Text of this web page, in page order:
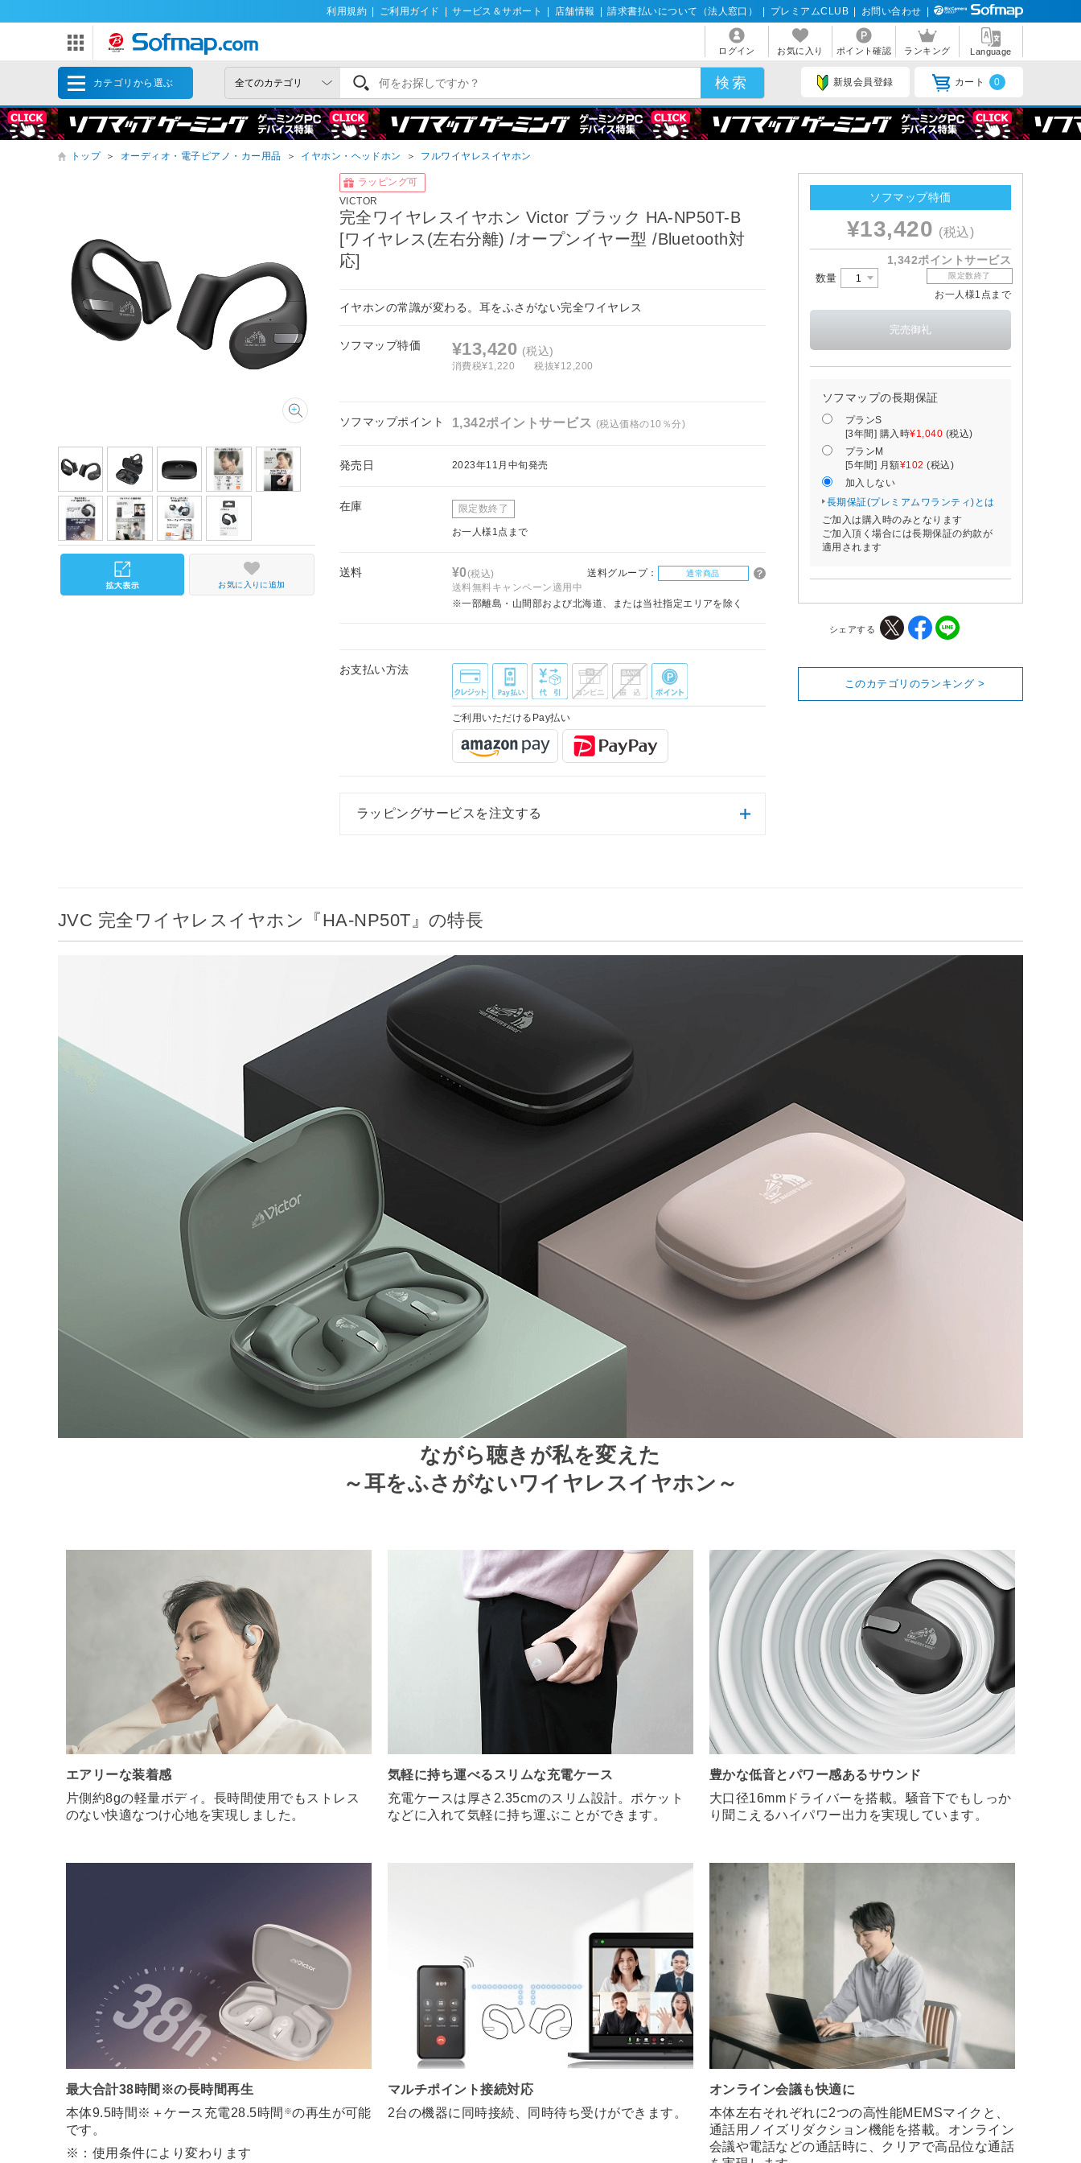
利用規約 ご利用ガイド サービス＆サポート 店舗情報 請求書払いについて（法人窓口） プレミアムCLUB お問い合わせ
ログイン お気に入り ポイント確認 ランキング Language
カテゴリから選ぶ 新規会員登録 カート 0
トップ ＞ オーディオ・電子ピアノ・カー用品 ＞ イヤホン・ヘッドホン ＞ フルワイヤレスイヤホン
ラッピング可
VICTOR
完全ワイヤレスイヤホン Victor ブラック HA-NP50T-B
[ワイヤレス(左右分離) /オープンイヤー型 /Bluetooth対
応]
イヤホンの常識が変わる。耳をふさがない完全ワイヤレス
ソフマップ特価 ¥13,420 (税込)
消費税¥1,220 税抜¥12,200
ソフマップポイント 1,342ポイントサービス (税込価格の10％分)
発売日 2023年11月中旬発売
在庫 限定数終了
お一人様1点まで
送料 ¥0(税込) 送料グループ： 通常商品
送料無料キャンペーン適用中
※一部離島・山間部および北海道、または当社指定エリアを除く
お支払い方法
ご利用いただけるPay払い
ラッピングサービスを注文する
お気に入りに追加
ソフマップ特価
¥13,420 (税込)
1,342ポイントサービス
数量 限定数終了
お一人様1点まで
ソフマップの長期保証
プランS
[3年間] 購入時¥1,040 (税込)
プランM
[5年間] 月額¥102 (税込)
加入しない
長期保証(プレミアムワランティ)とは
ご加入は購入時のみとなります
ご加入頂く場合には長期保証の約款が
適用されます
シェアする
このカテゴリのランキング >
JVC 完全ワイヤレスイヤホン『HA-NP50T』の特長
ながら聴きが私を変えた
～耳をふさがないワイヤレスイヤホン～
エアリーな装着感
片側約8gの軽量ボディ。長時間使用でもストレス
のない快適なつけ心地を実現しました。
気軽に持ち運べるスリムな充電ケース
充電ケースは厚さ2.35cmのスリム設計。ポケット
などに入れて気軽に持ち運ぶことができます。
豊かな低音とパワー感あるサウンド
大口径16mmドライバーを搭載。騒音下でもしっか
り聞こえるハイパワー出力を実現しています。
最大合計38時間※の長時間再生
本体9.5時間※＋ケース充電28.5時間 ※の再生が可能
です。
※：使用条件により変わります
マルチポイント接続対応
2台の機器に同時接続、同時待ち受けができます。
オンライン会議も快適に
本体左右それぞれに2つの高性能MEMSマイクと、
通話用ノイズリダクション機能を搭載。オンライン
会議や電話などの通話時に、クリアで高品位な通話